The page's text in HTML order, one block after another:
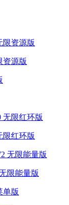
资源版
限红环版
限能量版